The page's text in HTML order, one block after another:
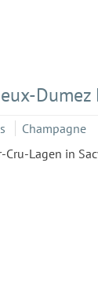
Dumez
Champagne
Cru-Lagen in